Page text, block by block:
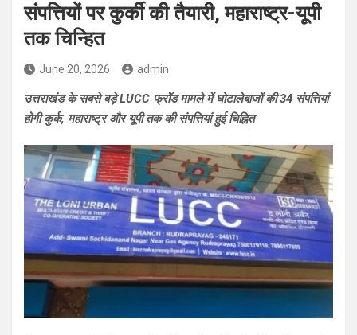
संपत्तियों पर कुर्की की तैयारी, महाराष्ट्र-यूपी
तक चिन्हित
June 20, 2026 admin
उत्तराखंड के सबसे बड़े LUCC फ्रॉड मामले में घोटालेबाजों की 34 संपत्तियां
होगी कुर्क, महाराष्ट्र और यूपी तक की संपत्तियां हुई चिह्नित